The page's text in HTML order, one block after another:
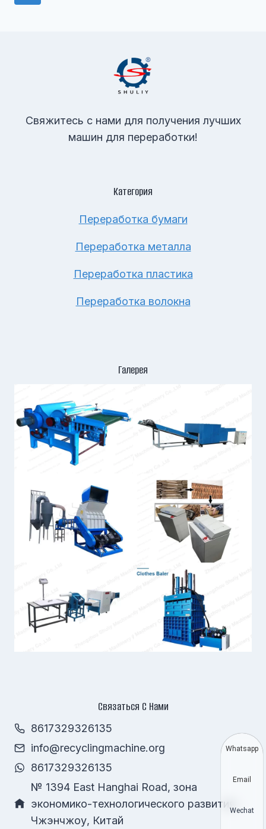
По
Свяжитесь с нами для получения лучших
машин для переработки!
Категория
Переработка бумаги
Переработка металла
Переработка пластика
Переработка волокна
Галерея
Связаться С Нами
8617329326135
info@recyclingmachine.org
8617329326135
№ 1394 East Hanghai Road, зона
экономико-технологического развития,
Чжэнчжоу, Китай
Whatsapp
Email
Wechat